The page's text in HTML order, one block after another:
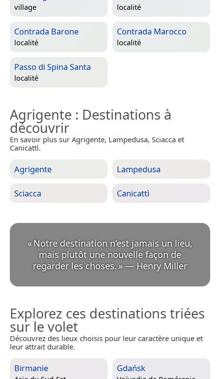
village localité
Contrada Barone
localité
Contrada Marocco
localité
Passo di Spina Santa
localité
Agrigente : Destinations à
découvrir
En savoir plus sur Agrigente, Lampedusa, Sciacca et
Canicattì.
Agrigente Lampedusa
Sciacca Canicattì
«Notre destination n’est jamais un lieu,
mais plutôt une nouvelle façon de
regarder les choses. » — Henry Miller
Explorez ces destinations triées
sur le volet
Découvrez des lieux choisis pour leur caractère unique et
leur attrait durable.
Birmanie Gdańsk